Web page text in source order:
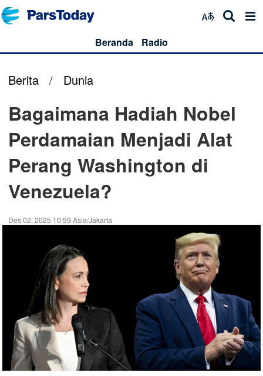
Beranda Radio
Berita / Dunia
Bagaimana Hadiah Nobel
Perdamaian Menjadi Alat
Perang Washington di
Venezuela?
Des 02, 2025 10:59 Asia/Jakarta